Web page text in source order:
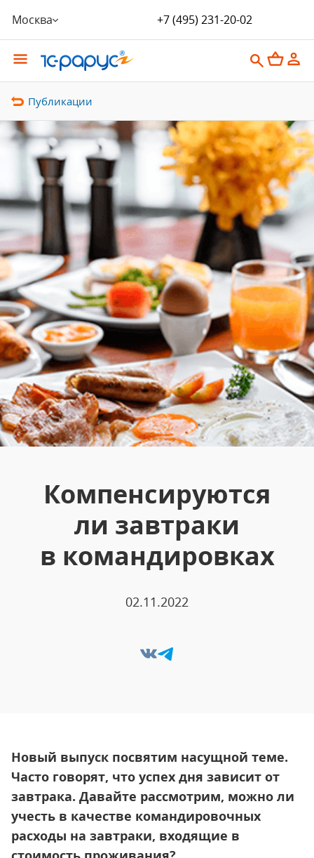
Москва +7 (495) 231-20-02
Публикации
Компенсируются
ли завтраки
в командировках
02.11.2022
Новый выпуск посвятим насущной теме.
Часто говорят, что успех дня зависит от
завтрака. Давайте рассмотрим, можно ли
учесть в качестве командировочных
расходы на завтраки, входящие в